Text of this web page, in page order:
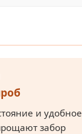
и удобное
забор